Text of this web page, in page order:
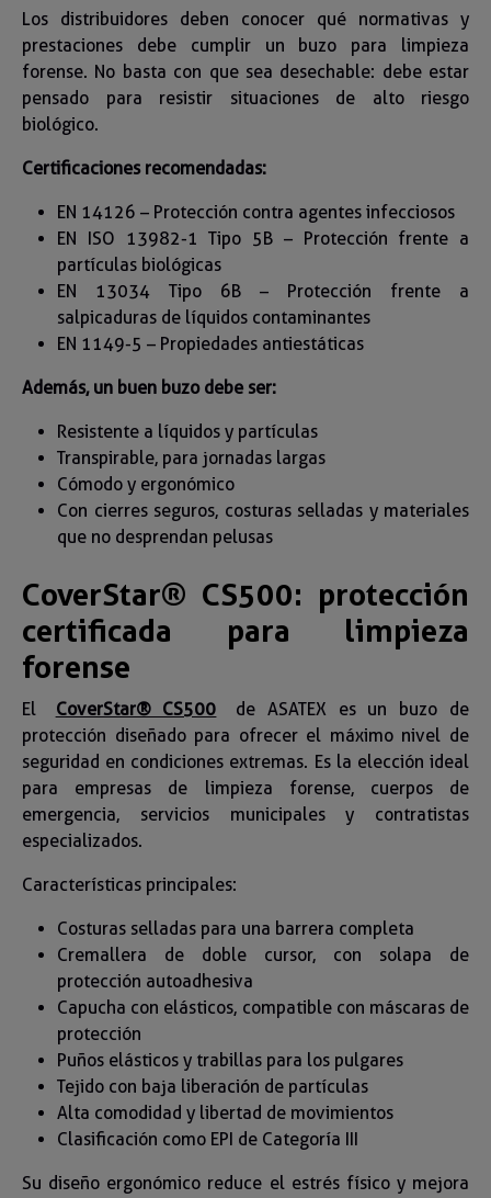
Los distribuidores deben conocer qué normativas y
prestaciones debe cumplir un buzo para limpieza
forense. No basta con que sea desechable: debe estar
pensado para resistir situaciones de alto riesgo
biológico.
Certificaciones recomendadas:
EN 14126 – Protección contra agentes infecciosos
EN ISO 13982-1 Tipo 5B – Protección frente a
partículas biológicas
EN 13034 Tipo 6B – Protección frente a
salpicaduras de líquidos contaminantes
EN 1149-5 – Propiedades antiestáticas
Además, un buen buzo debe ser:
Resistente a líquidos y partículas
Transpirable, para jornadas largas
Cómodo y ergonómico
Con cierres seguros, costuras selladas y materiales
que no desprendan pelusas
CoverStar® CS500: protección
certificada para limpieza
forense
El CoverStar® CS500 de ASATEX es un buzo de
protección diseñado para ofrecer el máximo nivel de
seguridad en condiciones extremas. Es la elección ideal
para empresas de limpieza forense, cuerpos de
emergencia, servicios municipales y contratistas
especializados.
Características principales:
Costuras selladas para una barrera completa
Cremallera de doble cursor, con solapa de
protección autoadhesiva
Capucha con elásticos, compatible con máscaras de
protección
Puños elásticos y trabillas para los pulgares
Tejido con baja liberación de partículas
Alta comodidad y libertad de movimientos
Clasificación como EPI de Categoría III
Su diseño ergonómico reduce el estrés físico y mejora